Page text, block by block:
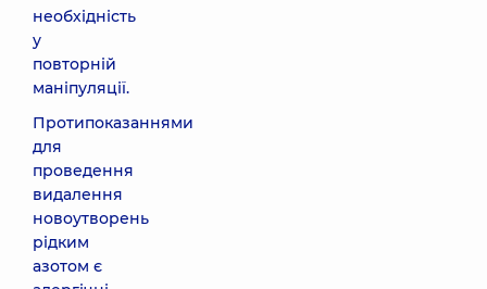
необхідність
у
повторній
маніпуляції.
Протипоказаннями
для
проведення
видалення
новоутворень
рідким
азотом є